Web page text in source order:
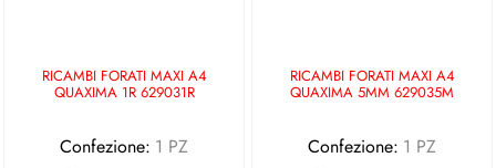
RICAMBI FORATI MAXI A4
QUAXIMA 1R 629031R
Confezione: 1 PZ
RICAMBI FORATI MAXI A4
QUAXIMA 5MM 629035M
Confezione: 1 PZ